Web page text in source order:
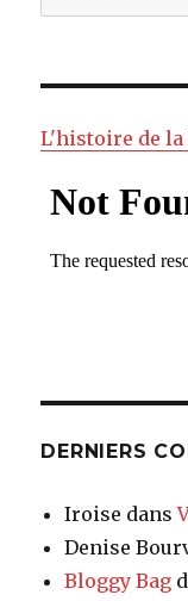
pour
L'histoire de la
DERNIERS
Iroise dans
Denise
Bloggy Bag